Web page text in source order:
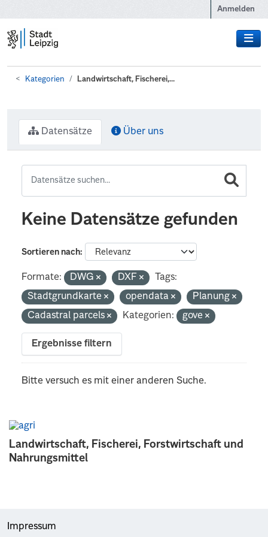
Anmelden
Kategorien Landwirtschaft, Fischerei,...
Landwirtschaft, Fischerei, Forstwirtschaft und
Nahrungsmittel
Datensätze Über uns
Keine Datensätze gefunden
Sortieren nach
Formate: DWG DXF
Tags:
Stadtgrundkarte
opendata
Planung
Cadastral parcels
Kategorien: gove
Ergebnisse filtern
Bitte versuch es mit einer anderen Suche.
Impressum